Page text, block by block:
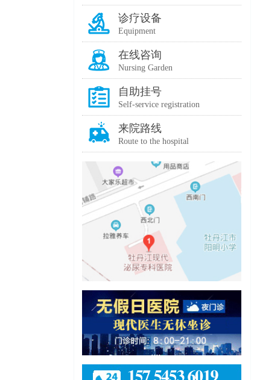
诊疗设备
Equipment
在线咨询
Nursing Garden
自助挂号
Self-service registration
来院路线
Route to the hospital